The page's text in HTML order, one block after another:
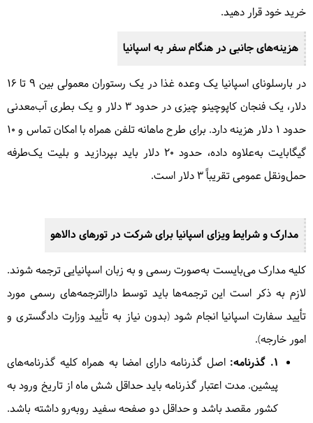
خرید خود قرار دهید.
هزینه‌های جانبی در هنگام سفر به اسپانیا
در بارسلونای اسپانیا یک وعده غذا در یک رستوران معمولی بین ۹ تا ۱۶
دلار، یک فنجان کاپوچینو چیزی در حدود ۳ دلار و یک بطری آب‌معدنی
حدود 1 دلار هزینه دارد. برای طرح ماهانه تلفن همراه با امکان تماس و 10
گیگابایت به‌علاوه داده، حدود 20 دلار باید بپردازید و بلیت یک‌طرفه
حمل‌ونقل عمومی تقریباً ۳ دلار است.
مدارک و شرایط ویزای اسپانیا برای شرکت در تورهای دالاهو
کلیه مدارک می‌بایست به‌صورت رسمی و به زبان اسپانیایی ترجمه شوند.
لازم به ذکر است این ترجمه‌ها باید توسط دارالترجمه‌های رسمی مورد
تأیید سفارت اسپانیا انجام شود (بدون نیاز به تأیید وزارت دادگستری و
امور خارجه).
۱. گذرنامه:
اصل گذرنامه دارای امضا به همراه کلیه گذرنامه‌های
پیشین. مدت اعتبار گذرنامه باید حداقل شش ماه از تاریخ ورود به
کشور مقصد باشد و حداقل دو صفحه سفید روبه‌رو داشته باشد.